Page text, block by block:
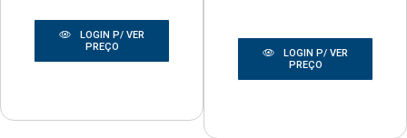
LOGIN P/ VER
PREÇO
LOGIN P/ VER
PREÇO